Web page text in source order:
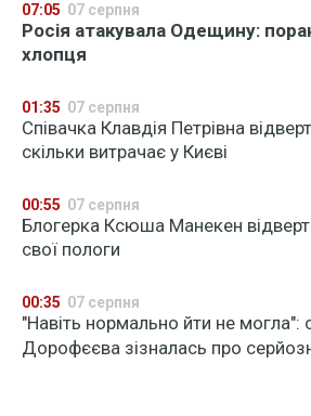
07:05 07 серпня
Росія атакувала Одещину:
хлопця
01:35 07 серпня
Співачка Клавдія Петрівна
скільки витрачає у Києві
00:55 07 серпня
Блогерка Ксюша Манекен
свої пологи
00:35 07 серпня
"Навіть нормально йти не могла":
Дорофєєва зізналась про